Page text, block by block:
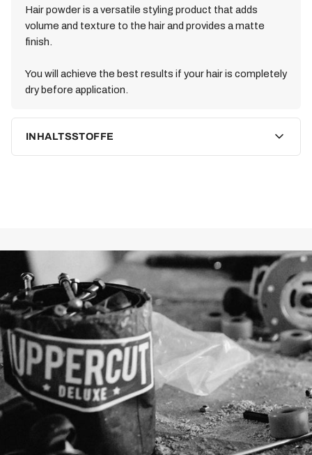
Hair powder is a versatile styling product that adds
volume and texture to the hair and provides a matte
finish.
You will achieve the best results if your hair is completely
dry before application.
INHALTSSTOFFE